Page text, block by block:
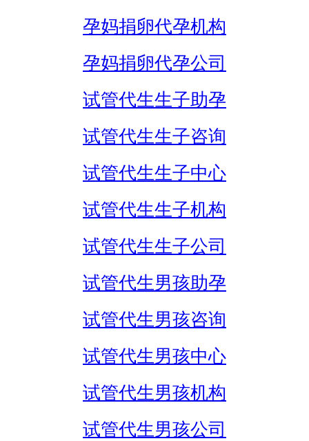
孕妈捐卵代孕机构
孕妈捐卵代孕公司
试管代生生子助孕
试管代生生子咨询
试管代生生子中心
试管代生生子机构
试管代生生子公司
试管代生男孩助孕
试管代生男孩咨询
试管代生男孩中心
试管代生男孩机构
试管代生男孩公司